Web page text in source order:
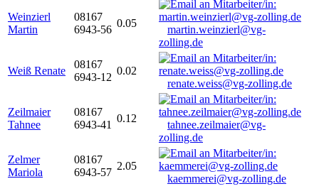
Weinzierl
Martin
08167
6943-56
0.05
martin.weinzierl@vg-
zolling.de
Weiß Renate
08167
6943-12
0.02
renate.weiss@vg-zolling.de
Zeilmaier
Tahnee
08167
6943-41
0.12
tahnee.zeilmaier@vg-
zolling.de
Zelmer
Mariola
08167
6943-57
2.05
kaemmerei@vg-zolling.de